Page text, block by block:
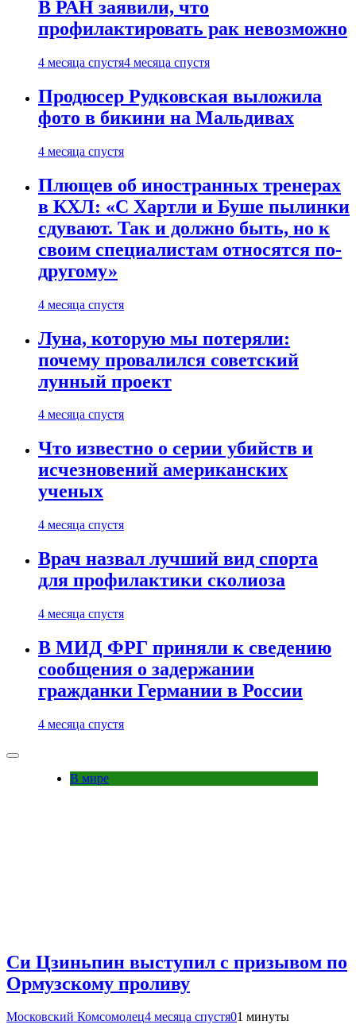
В РАН заявили, что
профилактировать рак невозможно
4 месяца спустя4 месяца спустя
Продюсер Рудковская выложила
фото в бикини на Мальдивах
4 месяца спустя
Плющев об иностранных тренерах
в КХЛ: «С Хартли и Буше пылинки
сдувают. Так и должно быть, но к
своим специалистам относятся по-
другому»
4 месяца спустя
Луна, которую мы потеряли:
почему провалился советский
лунный проект
4 месяца спустя
Что известно о серии убийств и
исчезновений американских
ученых
4 месяца спустя
Врач назвал лучший вид спорта
для профилактики сколиоза
4 месяца спустя
В МИД ФРГ приняли к сведению
сообщения о задержании
гражданки Германии в России
4 месяца спустя
В мире
Си Цзиньпин выступил с призывом по
Ормузскому проливу
Московский Комсомолец4 месяца спустя01 минуты